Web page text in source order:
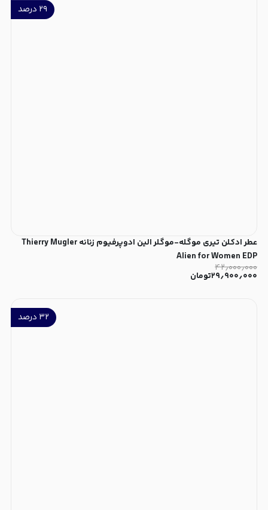
۲۹ درصد
عطر ادکلن تیری موگله-موگلر الین ادوپرفیوم زنانه Thierry Mugler
Alien for Women EDP
۴۲٫۰۰۰٫۰۰۰
۲۹٫۹۰۰٫۰۰۰تومان
۳۲ درصد